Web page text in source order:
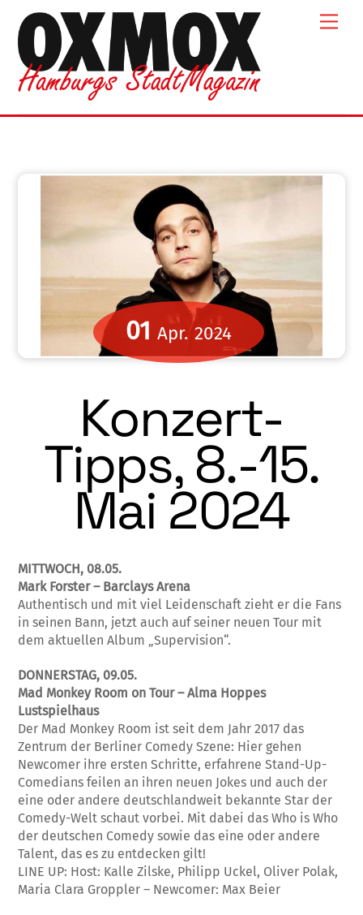
content
01 Apr. 2024
Konzert-
Tipps, 8.-15.
Mai 2024
MITTWOCH, 08.05.
Mark Forster – Barclays Arena
Authentisch und mit viel Leidenschaft zieht er die Fans
in seinen Bann, jetzt auch auf seiner neuen Tour mit
dem aktuellen Album „Supervision“.
DONNERSTAG, 09.05.
Mad Monkey Room on Tour – Alma Hoppes
Lustspielhaus
Der Mad Monkey Room ist seit dem Jahr 2017 das
Zentrum der Berliner Comedy Szene: Hier gehen
Newcomer ihre ersten Schritte, erfahrene Stand-Up-
Comedians feilen an ihren neuen Jokes und auch der
eine oder andere deutschlandweit bekannte Star der
Comedy-Welt schaut vorbei. Mit dabei das Who is Who
der deutschen Comedy sowie das eine oder andere
Talent, das es zu entdecken gilt!
LINE UP: Host: Kalle Zilske, Philipp Uckel, Oliver Polak,
Maria Clara Groppler – Newcomer: Max Beier